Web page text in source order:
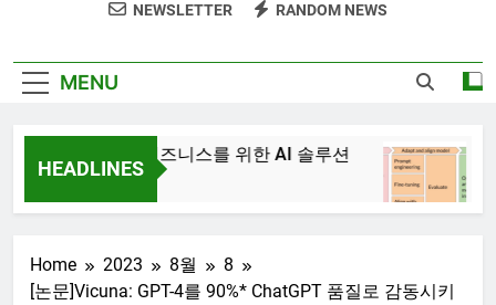
문서 중심 개발(DDD)과 TDD — AI 코딩 에이전트
AI와 함께하는 CMS 이야기
NEWSLETTER RANDOM NEWS
MENU
HEADLINES
JiniAI – 비즈니스를 위한 AI 솔루션
3년
Home 2023 8월
8
[논문]Vicuna: GPT-4를 90%* ChatGPT 품질로 감동시키